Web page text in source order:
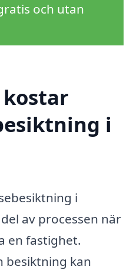
och utan
i
i
av processen när
en fastighet.
besiktning kan